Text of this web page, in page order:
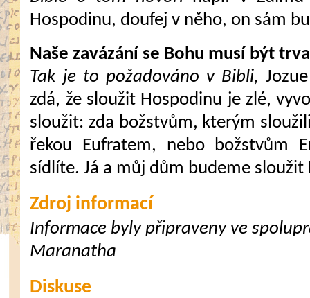
Hospodinu, doufej v něho, on sám
Naše zavázání se Bohu musí být
Tak je to požadováno v Bibli,
zdá, že sloužit Hospodinu je zlé,
sloužit: zda božstvům, kterým
řekou Eufratem, nebo božstvům
sídlíte. Já a můj dům budeme sloužit
Zdroj informací
Informace byly připraveny ve
Maranatha
Diskuse